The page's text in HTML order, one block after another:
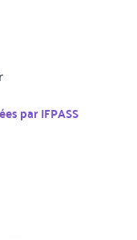
parIFPASS